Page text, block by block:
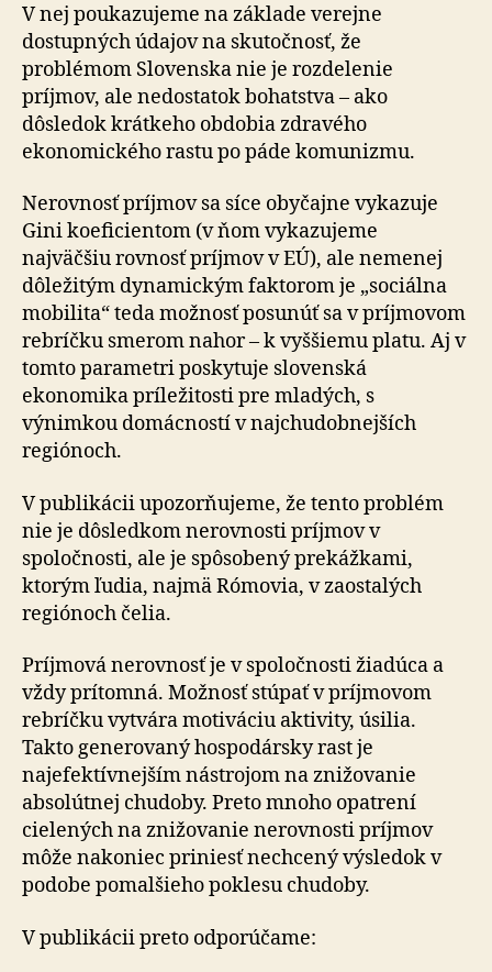
V nej poukazujeme na základe verejne
dostupných údajov na skutočnosť, že
problémom Slovenska nie je rozdelenie
príjmov, ale nedostatok bohatstva – ako
dôsledok krátkeho obdobia zdravého
ekonomického rastu po páde komunizmu.
Nerovnosť príjmov sa síce obyčajne vykazuje
Gini koeficientom (v ňom vykazujeme
najväčšiu rovnosť príjmov v EÚ), ale nemenej
dôležitým dynamickým faktorom je „sociálna
mobilita“ teda možnosť posunúť sa v príjmovom
rebríčku smerom nahor – k vyššiemu platu. Aj v
tomto parametri poskytuje slovenská
ekonomika príležitosti pre mladých, s
výnimkou domácností v najchudobnejších
regiónoch.
V publikácii upozorňujeme, že tento problém
nie je dôsledkom nerovnosti príjmov v
spoločnosti, ale je spôsobený prekážkami,
ktorým ľudia, najmä Rómovia, v zaostalých
regiónoch čelia.
Príjmová nerovnosť je v spoločnosti žiadúca a
vždy prítomná. Možnosť stúpať v príjmovom
rebríčku vytvára motiváciu aktivity, úsilia.
Takto generovaný hospodársky rast je
najefektívnejším nástrojom na znižovanie
absolútnej chudoby. Preto mnoho opatrení
cielených na znižovanie nerovnosti príjmov
môže nakoniec priniesť nechcený výsledok v
podobe pomalšieho poklesu chudoby.
V publikácii preto odporúčame: